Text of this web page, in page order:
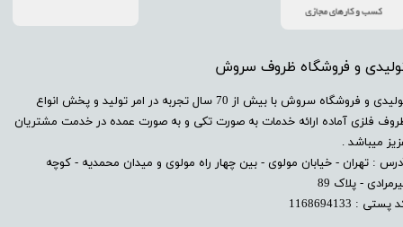
و فروشگاه ظروف سروش
​تولیدی و فروشگاه سروش با بیش از 70 سال تجربه در امر تولید و پخش انواع
فلزی آماده ارائه خدمات به صورت تکی و به صورت عمده در خدمت مشتریان
میباشد .
: تهران - خیابان مولوی - بین چهار راه مولوی و میدان محمدیه - کوچه
- پلاک 89
پستی : 1168694133